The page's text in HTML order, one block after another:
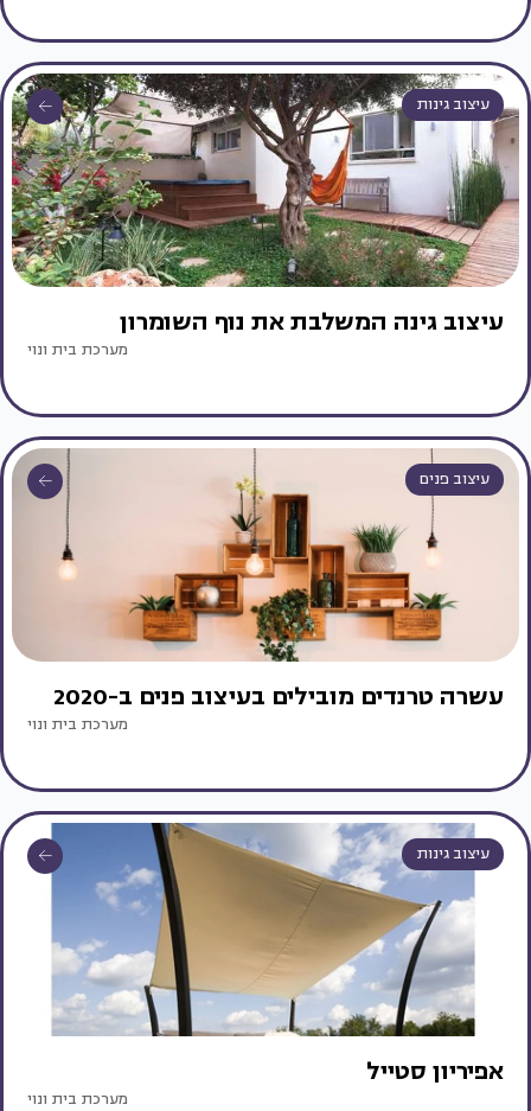
עיצוב גינות
עיצוב גינה המשלבת את נוף השומרון
מערכת בית ונוי
עיצוב פנים
עשרה טרנדים מובילים בעיצוב פנים ב-2020
מערכת בית ונוי
עיצוב גינות
אפיריון סטייל
מערכת בית ונוי